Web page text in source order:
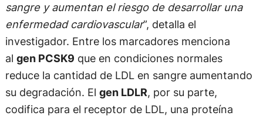
sangre y aumentan el riesgo de desarrollar una
enfermedad cardiovascular”, detalla el
investigador. Entre los marcadores menciona
al gen PCSK9 que en condiciones normales
reduce la cantidad de LDL en sangre aumentando
su degradación. El gen LDLR, por su parte,
codifica para el receptor de LDL, una proteína